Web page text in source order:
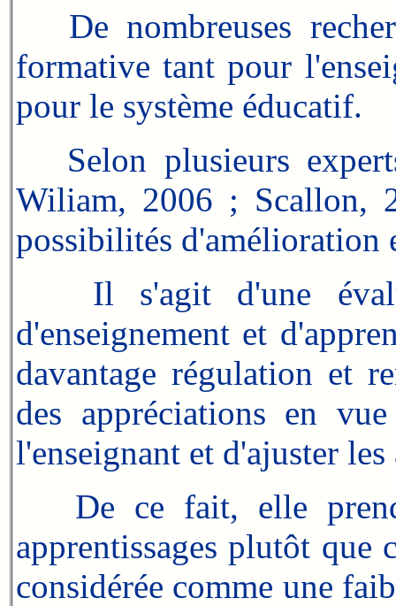
De nombreuses
formative tant pour
pour le système éducatif.
Selon plusieurs
Wiliam, 2006 ; Scallon,
possibilités d'amélioration
Il s'agit d'une
d'enseignement et
davantage régulation et
des appréciations en
l'enseignant et d'ajuster
De ce fait, elle
apprentissages plutôt que
considérée comme une